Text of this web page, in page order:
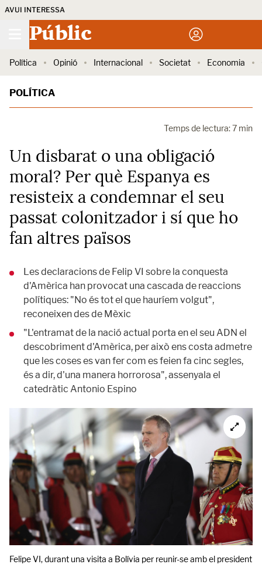
AVUI INTERESSA
Públic
Política Opinió Internacional Societat Economia
POLÍTICA
Temps de lectura: 7 min
Un disbarat o una obligació
moral? Per què Espanya es
resisteix a condemnar el seu
passat colonitzador i sí que ho
fan altres països
Les declaracions de Felip VI sobre la conquesta
d'Amèrica han provocat una cascada de reaccions
polítiques: "No és tot el que hauríem volgut",
reconeixen des de Mèxic
"L'entramat de la nació actual porta en el seu ADN el
descobriment d'Amèrica, per això ens costa admetre
que les coses es van fer com es feien fa cinc segles,
és a dir, d'una manera horrorosa", assenyala el
catedràtic Antonio Espino
Felipe VI, durant una visita a Bolívia per reunir-se amb el president